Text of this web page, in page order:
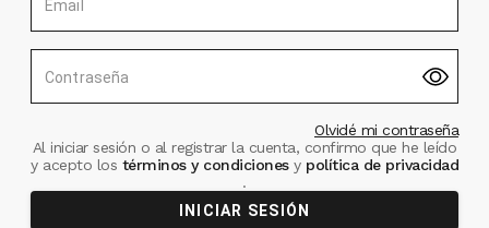
Email
Contraseña
Olvidé mi contraseña
Al iniciar sesión o al registrar la cuenta, confirmo que he leído
y acepto los términos y condiciones ypolítica de privacidad
.
INICIAR SESIÓN